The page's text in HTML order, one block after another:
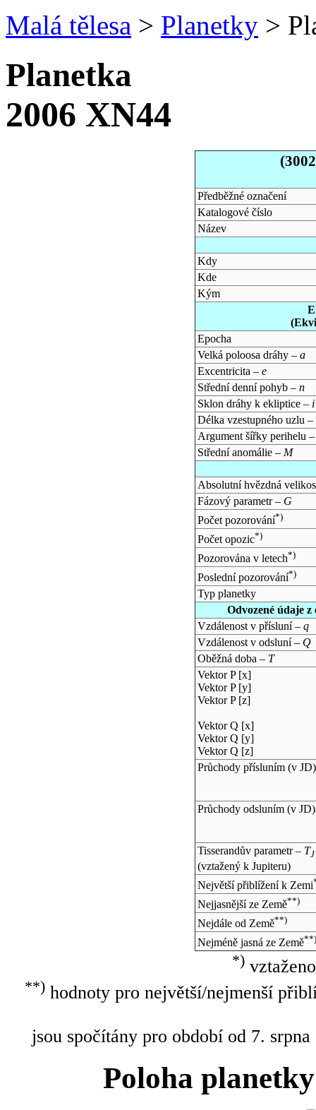
Malá tělesa > Planetky >
Planetka
2006 XN44
Předběžné označení
Katalogové číslo
Název
Kdy
Kde
Kým
Epocha
Velká poloosa dráhy – a
Excentricita – e
Střední denní pohyb – n
Sklon dráhy k ekliptice – i
Délka vzestupného uzlu –
Argument šířky perihelu
Střední anomálie – M
Absolutní hvězdná
Fázový parametr – G
Počet pozorování*)
Počet opozic*)
Pozorována v letech*)
Poslední pozorování*)
Typ planetky
Odvozené údaje
Vzdálenost v přísluní – q
Vzdálenost v odsluní – Q
Oběžná doba – T
Vektor P [x]
Vektor P [y]
Vektor P [z]
Vektor Q [x]
Vektor Q [y]
Vektor Q [z]
Průchody přísluním (v JD)
Průchody odsluním (v JD)
Tisserandův parametr – TJ
(vztažený k Jupiteru)
Největší přiblížení k Zemi
Nejjasnější ze Země**)
Nejdále od Země**)
Nejméně jasná ze Země**)
*)
**)hodnoty pro největší/nejmenší
jsou spočítány pro období od 7.
Poloha